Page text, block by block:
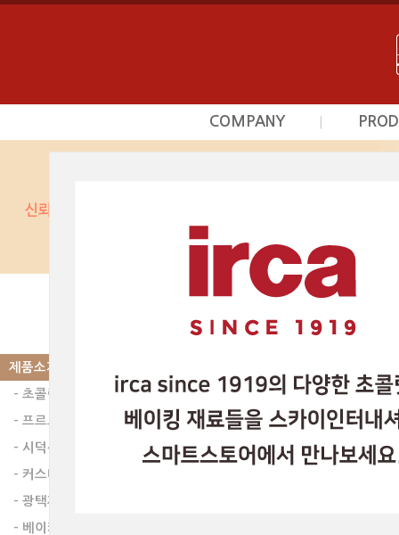
COMPANY
회사소개
초
베이커
제품소개
- 초콜릿
- 프르트잼
- 시덕션라인
- 커스타드믹스
- 광택제
- 베이커리믹스
다음글